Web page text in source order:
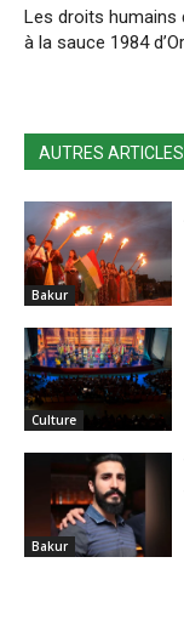
Les droits humains
à la sauce 1984
AUTRES ARTICLES
Bakur
Culture
Bakur